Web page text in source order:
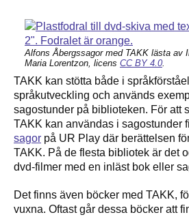
Alfons Åbergssagor med TAKK lästa av
Maria Lorentzon, licens CC BY 4.0.
TAKK kan stötta både i
språkutveckling och används
sagostunder på biblioteken. För att
TAKK kan användas i sagostunder
sagor på UR Play där berättelsen
TAKK. På de flesta bibliotek är det
dvd-filmer med en inläst bok eller
Det finns även böcker med TAKK,
vuxna. Oftast går dessa böcker att